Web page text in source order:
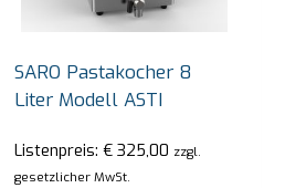
SARO Pastakocher 8
Liter Modell ASTI
Listenpreis:€ 325,00 zzgl.
gesetzlicher MwSt.
Bain-Marie-Trolley Modell BT-3
€2.720,00 zzgl. gesetzlicher MwSt.